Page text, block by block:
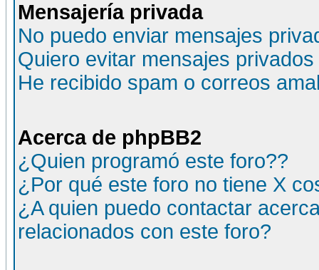
Mensajería privada
No puedo enviar mensajes
Quiero evitar mensajes
He recibido spam o correos
Acerca de phpBB2
¿Quien programó este foro??
¿Por qué este foro no tiene X
¿A quien puedo contactar
relacionados con este foro?